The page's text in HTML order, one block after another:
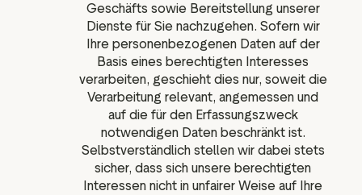
Geschäfts sowie Bereitstellung unserer
Dienste für Sie nachzugehen. Sofern wir
Ihre personenbezogenen Daten auf der
Basis eines berechtigten Interesses
verarbeiten, geschieht dies nur, soweit die
Verarbeitung relevant, angemessen und
auf die für den Erfassungszweck
notwendigen Daten beschränkt ist.
Selbstverständlich stellen wir dabei stets
sicher, dass sich unsere berechtigten
Interessen nicht in unfairer Weise auf Ihre